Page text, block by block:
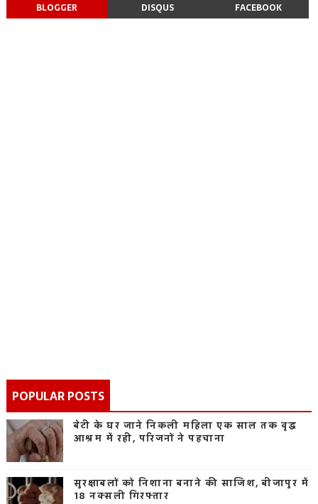
BLOGGER DISQUS FACEBOOK
POPULAR POSTS
बेटी के घर जाने निकली महिला एक साल तक वृद्ध
आश्रम में रही, परिजनों ने पहचाना
सुरक्षाबलों को निशाना बनाने की साजिश, बीजापुर में
18 नक्सली गिरफ्तार